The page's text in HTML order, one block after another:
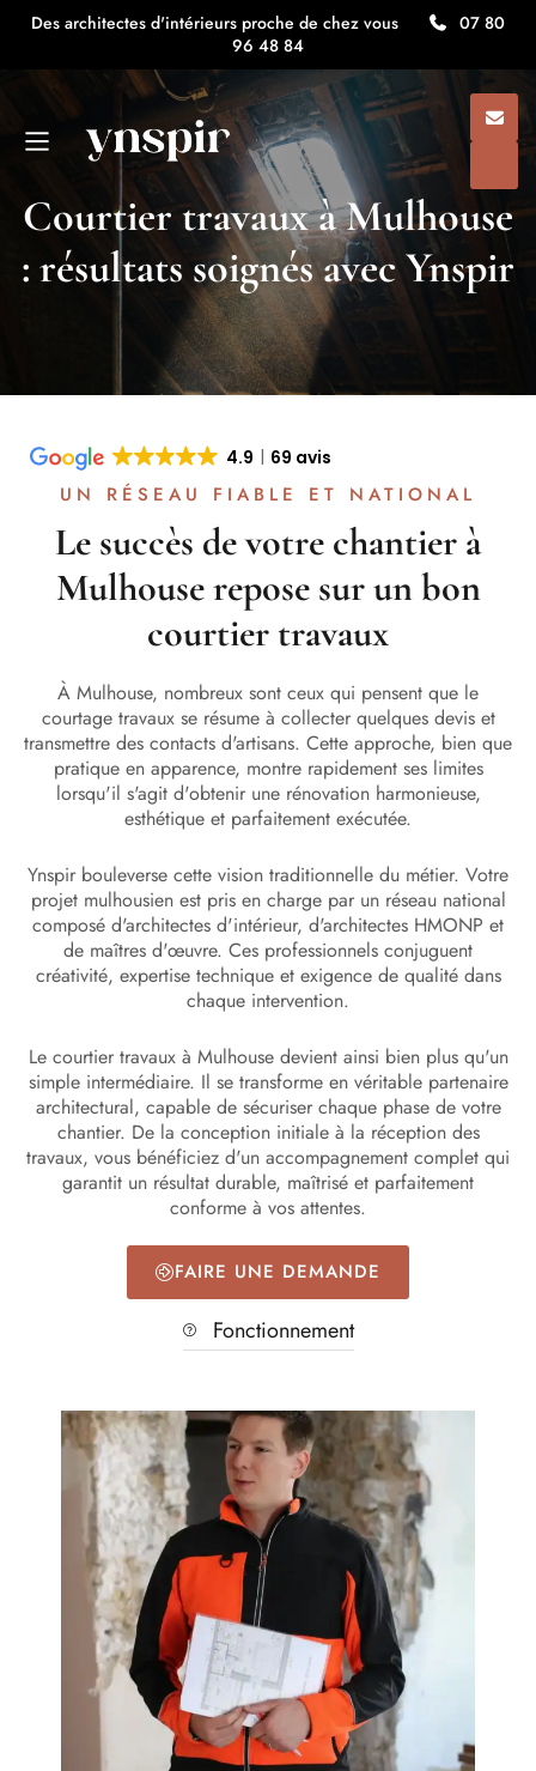
Des architectes d'intérieurs proche de chez vous
07 80
96 48 84
Courtier travaux à Mulhouse
: résultats soignés avec Ynspir
4.9 69 avis
UN RÉSEAU FIABLE ET NATIONAL
Le succès de votre chantier à
Mulhouse repose sur un bon
courtier travaux
À Mulhouse, nombreux sont ceux qui pensent que le
courtage travaux se résume à collecter quelques devis et
transmettre des contacts d'artisans. Cette approche, bien que
pratique en apparence, montre rapidement ses limites
lorsqu'il s'agit d'obtenir une rénovation harmonieuse,
esthétique et parfaitement exécutée.
Ynspir bouleverse cette vision traditionnelle du métier. Votre
projet mulhousien est pris en charge par un réseau national
composé d'architectes d'intérieur, d'architectes HMONP et
de maîtres d'œuvre. Ces professionnels conjuguent
créativité, expertise technique et exigence de qualité dans
chaque intervention.
Le courtier travaux à Mulhouse devient ainsi bien plus qu'un
simple intermédiaire. Il se transforme en véritable partenaire
architectural, capable de sécuriser chaque phase de votre
chantier. De la conception initiale à la réception des
travaux, vous bénéficiez d'un accompagnement complet qui
garantit un résultat durable, maîtrisé et parfaitement
conforme à vos attentes.
FAIRE UNE DEMANDE
Fonctionnement